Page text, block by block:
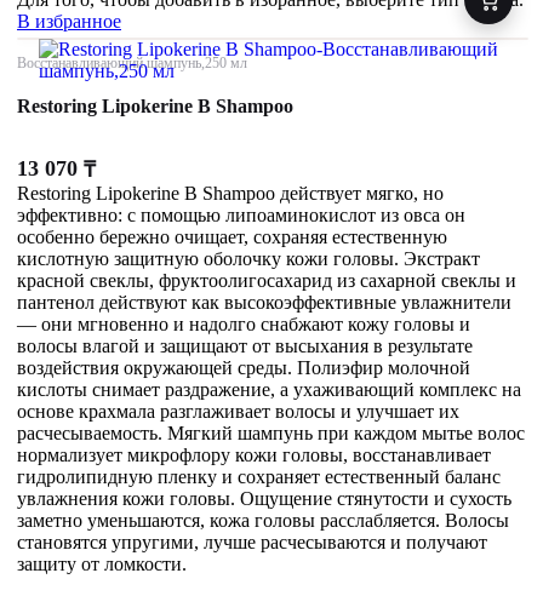
В избранное
Восстанавливающий шампунь,250 мл
Restoring Lipokerine B Shampoo
13 070 ₸
Restoring Lipokerine B Shampoo действует мягко, но
эффективно: с помощью липоаминокислот из овса он
особенно бережно очищает, сохраняя естественную
кислотную защитную оболочку кожи головы. Экстракт
красной свеклы, фруктоолигосахарид из сахарной свеклы и
пантенол действуют как высокоэффективные увлажнители
— они мгновенно и надолго снабжают кожу головы и
волосы влагой и защищают от высыхания в результате
воздействия окружающей среды. Полиэфир молочной
кислоты снимает раздражение, а ухаживающий комплекс на
основе крахмала разглаживает волосы и улучшает их
расчесываемость. Мягкий шампунь при каждом мытье волос
нормализует микрофлору кожи головы, восстанавливает
гидролипидную пленку и сохраняет естественный баланс
увлажнения кожи головы. Ощущение стянутости и сухость
заметно уменьшаются, кожа головы расслабляется. Волосы
становятся упругими, лучше расчесываются и получают
защиту от ломкости.